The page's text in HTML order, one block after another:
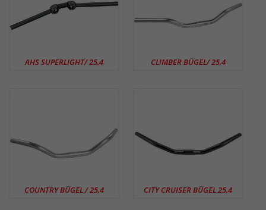
AHS SUPERLIGHT/ 25,4 CLIMBER BÜGEL/ 25,4
COUNTRY BÜGEL / 25,4 CITY CRUISER BÜGEL 25,4